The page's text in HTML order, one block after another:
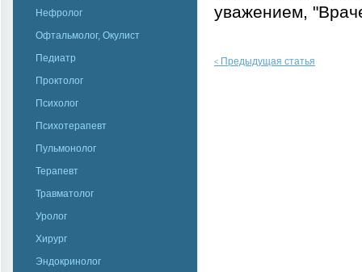
Нефролог
Офтальмолог, Окулист
Педиатр
Проктолог
Психолог
Психотерапевт
Пульмонолог
Терапевт
Травматолог
Уролог
Хирург
Эндокринолог
уважением,
< Предыдущая статья